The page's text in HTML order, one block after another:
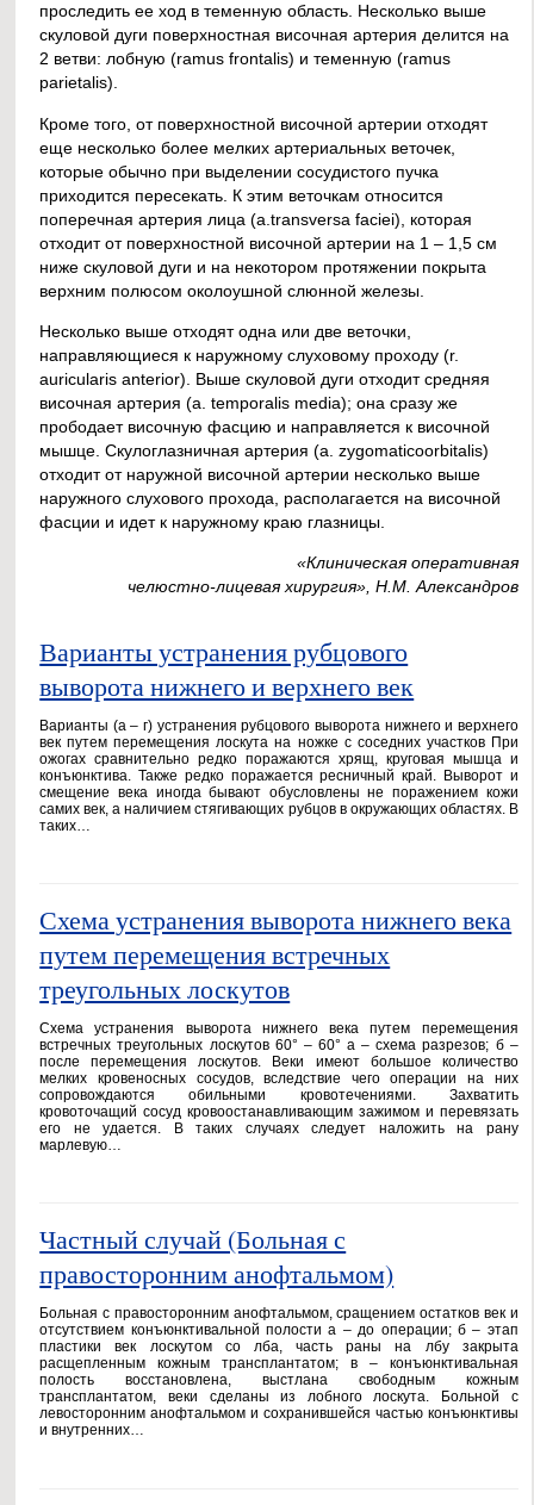
проследить ее ход в теменную область. Несколько выше
скуловой дуги поверхностная височная артерия делится на
2 ветви: лобную (ramus frontalis) и теменную (ramus
parietalis).
Кроме того, от поверхностной височной артерии отходят
еще несколько более мелких артериальных веточек,
которые обычно при выделении сосудистого пучка
приходится пересекать. К этим веточкам относится
поперечная артерия лица (a.transversa faciei), которая
отходит от поверхностной височной артерии на 1 – 1,5 см
ниже скуловой дуги и на некотором протяжении покрыта
верхним полюсом околоушной слюнной железы.
Несколько выше отходят одна или две веточки,
направляющиеся к наружному слуховому проходу (r.
auricularis anterior). Выше скуловой дуги отходит средняя
височная артерия (a. temporalis media); она сразу же
прободает височную фасцию и направляется к височной
мышце. Скулоглазничная артерия (a. zygomaticoorbitalis)
отходит от наружной височной артерии несколько выше
наружного слухового прохода, располагается на височной
фасции и идет к наружному краю глазницы.
«Клиническая оперативная
челюстно-лицевая хирургия», Н.М. Александров
Варианты устранения рубцового
выворота нижнего и верхнего век
Варианты (а – г) устранения рубцового выворота нижнего и верхнего
век путем перемещения лоскута на ножке с соседних участков При
ожогах сравнительно редко поражаются хрящ, круговая мышца и
конъюнктива. Также редко поражается ресничный край. Выворот и
смещение века иногда бывают обусловлены не поражением кожи
самих век, а наличием стягивающих рубцов в окружающих областях. В
таких…
Схема устранения выворота нижнего века
путем перемещения встречных
треугольных лоскутов
Схема устранения выворота нижнего века путем перемещения
встречных треугольных лоскутов 60° – 60° а – схема разрезов; б –
после перемещения лоскутов. Веки имеют большое количество
мелких кровеносных сосудов, вследствие чего операции на них
сопровождаются обильными кровотечениями. Захватить
кровоточащий сосуд кровоостанавливающим зажимом и перевязать
его не удается. В таких случаях следует наложить на рану
марлевую…
Частный случай (Больная с
правосторонним анофтальмом)
Больная с правосторонним анофтальмом, сращением остатков век и
отсутствием конъюнктивальной полости а – до операции; б – этап
пластики век лоскутом со лба, часть раны на лбу закрыта
расщепленным кожным трансплантатом; в – конъюнктивальная
полость восстановлена, выстлана свободным кожным
трансплантатом, веки сделаны из лобного лоскута. Больной с
левосторонним анофтальмом и сохранившейся частью конъюнктивы
и внутренних…